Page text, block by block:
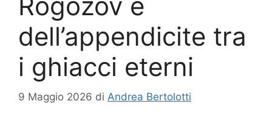
dell’appendicite tra
i ghiacci eterni
9 Maggio 2026 di Andrea Bertolotti